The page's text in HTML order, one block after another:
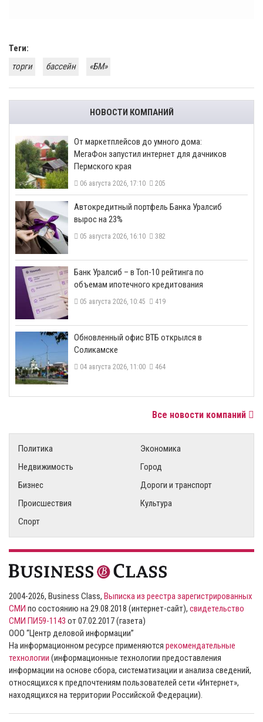
Теги:
торги
бассейн «БМ»
НОВОСТИ КОМПАНИЙ
От маркетплейсов до умного дома:
МегаФон запустил интернет для дачников
Пермского края
06 августа 2026, 17:10 205
​Автокредитный портфель Банка Уралсиб
вырос на 23%
05 августа 2026, 16:10 382
​Банк Уралсиб – в Топ-10 рейтинга по
объемам ипотечного кредитования
05 августа 2026, 10:45 419
​Обновленный офис ВТБ открылся в
Соликамске
04 августа 2026, 11:00 464
Все новости компаний
Политика
Экономика
Недвижимость
Город
Бизнес
Дороги и транспорт
Происшествия
Культура
Спорт
2004-2026, Business Class, Выписка из реестра зарегистрированных
СМИ по состоянию на 29.08.2018 (интернет-сайт), свидетельство
СМИ ПИ59-1143 от 07.02.2017 (газета)
ООО “Центр деловой информации”
На информационном ресурсе применяются рекомендательные
технологии (информационные технологии предоставления
информации на основе сбора, систематизации и анализа сведений,
относящихся к предпочтениям пользователей сети «Интернет»,
находящихся на территории Российской Федерации).